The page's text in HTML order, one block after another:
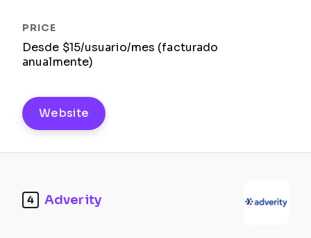
Desde $15/usuario/mes (facturado
anualmente)
Website
4 Adverity